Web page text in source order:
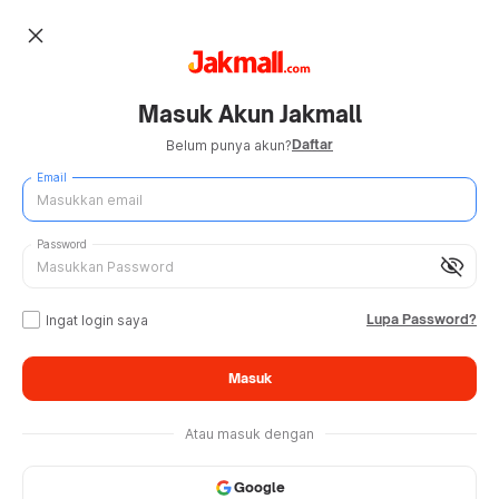
close
Masuk Akun Jakmall
Belum punya akun?Daftar
Email
visibility_off
Password
Ingat login saya Lupa Password?
Masuk
Atau masuk dengan
Google